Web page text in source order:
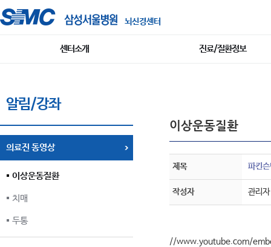
뇌신경센터
센터소개 진료/질환정보
알림/강좌
의료진 동영상
이상운동질환
치매
두통
이상운동질환
제목 파킨
작성자 관리자
//www.youtube.com/